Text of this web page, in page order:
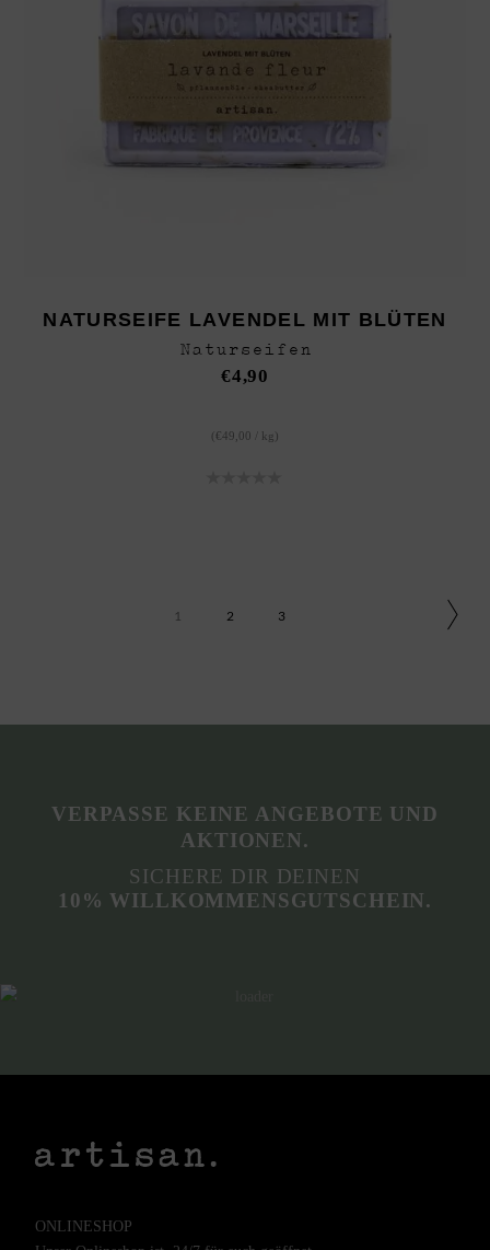
NATURSEIFE LAVENDEL MIT BLÜTEN
Naturseifen
€4,90
( €49,00 kg )
1 2 3
VERPASSE KEINE ANGEBOTE UND
AKTIONEN.
SICHERE DIR DEINEN
10% WILLKOMMENSGUTSCHEIN.
ONLINESHOP